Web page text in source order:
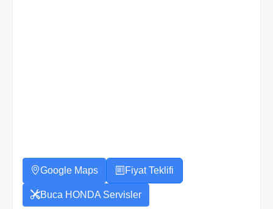
Google Maps Fiyat Teklifi
Buca HONDA Servisler